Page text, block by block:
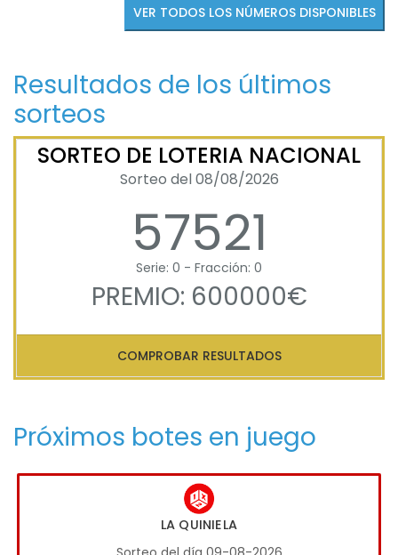
VER TODOS LOS NÚMEROS DISPONIBLES
Resultados de los últimos
sorteos
SORTEO DE LOTERIA NACIONAL
Sorteo del 08/08/2026
57521
Serie: 0 - Fracción: 0
PREMIO: 600000€
COMPROBAR RESULTADOS
Próximos botes en juego
LA QUINIELA